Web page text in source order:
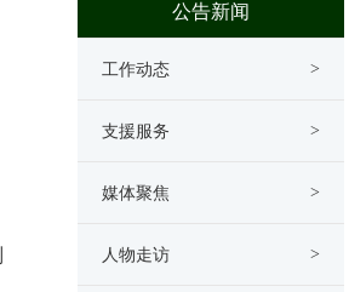
公告新闻
工作动态 >
支援服务 >
媒体聚焦 >
人物走访 >